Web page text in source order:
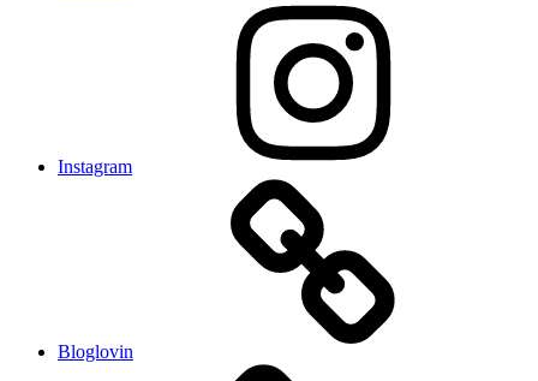
Instagram
Bloglovin